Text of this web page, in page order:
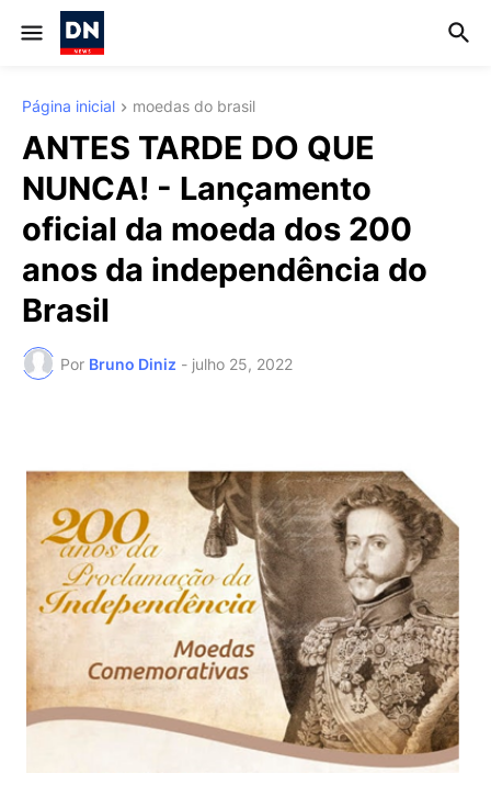
Página inicial moedas do brasil
ANTES TARDE DO QUE
NUNCA! - Lançamento
oficial da moeda dos 200
anos da independência do
Brasil
Por Bruno Diniz - julho 25, 2022